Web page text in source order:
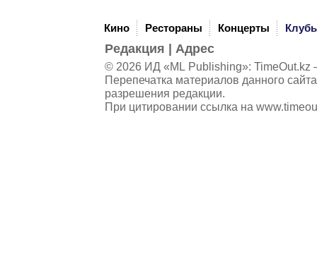
Кино Рестораны Концерты
Редакция Адрес
© 2026 ИД «ML Publishing»: TimeOut.kz
Перепечатка материалов данного
разрешения редакции.
При цитировании ссылка на